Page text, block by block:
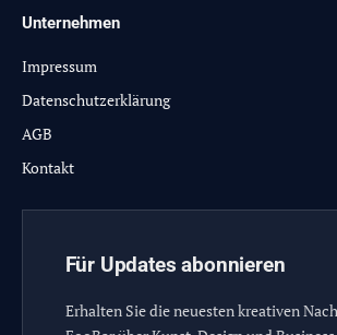
Unternehmen
Impressum
Datenschutzerklärung
AGB
Kontakt
Für Updates abonnieren
Erhalten Sie die neuesten kreativen